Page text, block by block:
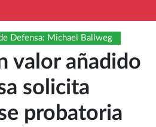
Defensa: Michael Ballweg
valor añadido
solicita
probatoria